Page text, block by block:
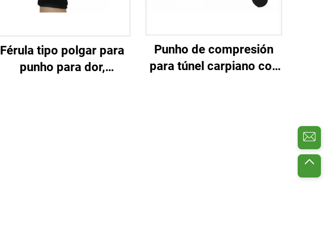
Férula tipo polgar para
punho para dor,
Punho de compresión
para túnel carpiano con